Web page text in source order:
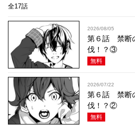
全17話
2026/08/05
第６話 禁断
伐！？③
無料
2026/07/22
第６話 禁断
伐！？②
無料